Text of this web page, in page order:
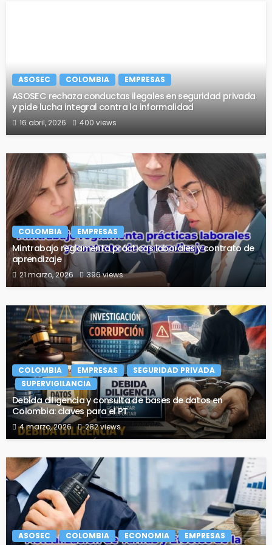
ASOSEC COLOMBIA EMPRESAS
ASOSEC rechaza conductas ilegales en seguridad privada
y pide lucha integral contra la informalidad
16 abril, 2026 400 views
COLOMBIA EMPRESAS
Mintrabajo reglamenta prácticas laborales y contrato de
aprendizaje
21 marzo, 2026 396 views
COLOMBIA EMPRESAS
SEGURIDAD PRIVADA
SUPERVIGILANCIA
Debida diligencia y consulta de bases de datos en
Colombia: claves para el PT
4 marzo, 2026 282 views
ASOSEC COLOMBIA ECONOMIA EMPRESAS